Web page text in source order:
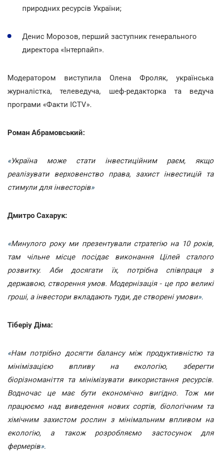
природних ресурсів України;
Денис Морозов, перший заступник генерального
директора «Інтерпайп».
Модератором виступила Олена Фроляк, українська
журналістка, телеведуча, шеф-редакторка та ведуча
програми «Факти ICTV».
Роман Абрамовський:
«Україна може стати інвестиційним раєм, якщо
реалізувати верховенство права, захист інвестицій та
стимули для інвесторів»
Дмитро Сахарук:
«Минулого року ми презентували стратегію на 10 років,
там чільне місце посідає виконання Цілей сталого
розвитку. Аби досягати їх, потрібна співпраця з
державою, створення умов. Модернізація - це про великі
гроші, а інвестори вкладають туди, де створені умови».
Тіберіу Діма:
«Нам потрібно досягти балансу між продуктивністю та
мінімізацією впливу на екологію, зберегти
біорізноманіття та мінімізувати використання ресурсів.
Водночас це має бути економічно вигідно. Тож ми
працюємо над виведення нових сортів, біологічним та
хімічним захистом рослин з мінімальним впливом на
екологію, а також розробляємо застосунок для
фермерів».